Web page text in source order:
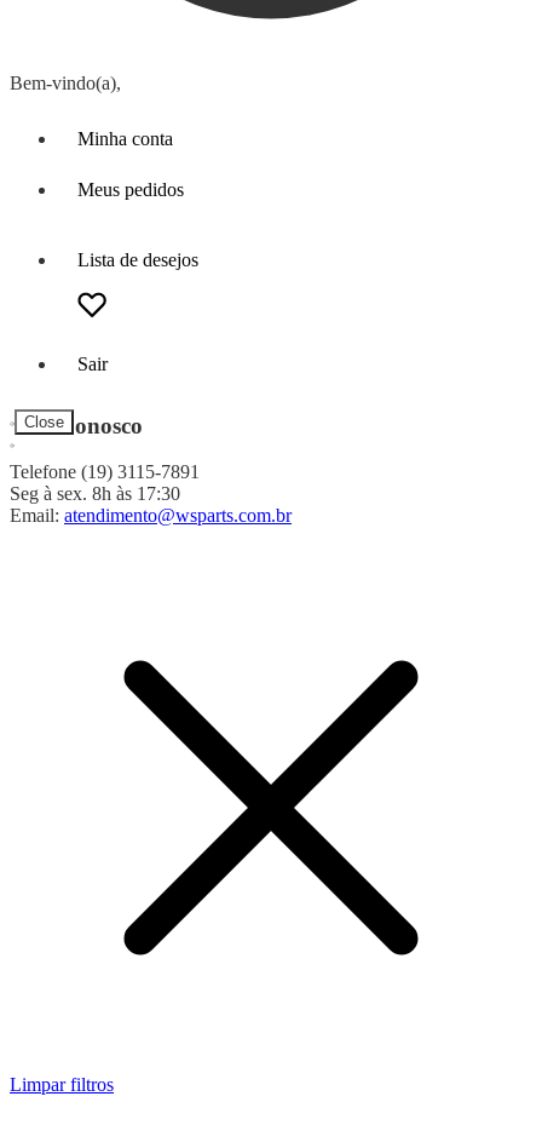
Bem-vindo(a),
Minha conta
Meus pedidos
Lista de desejos
Sair
Close
Fale Conosco
Telefone (19) 3115-7891
Seg à sex. 8h às 17:30
Email: atendimento@wsparts.com.br
Limpar filtros